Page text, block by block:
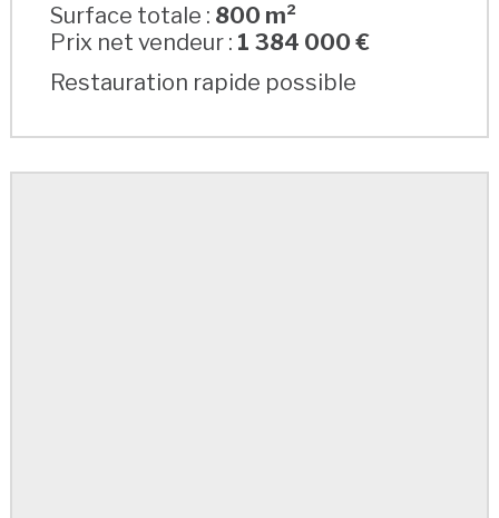
Surface totale : 800 m²
Prix net vendeur : 1 384 000 €
Restauration rapide possible